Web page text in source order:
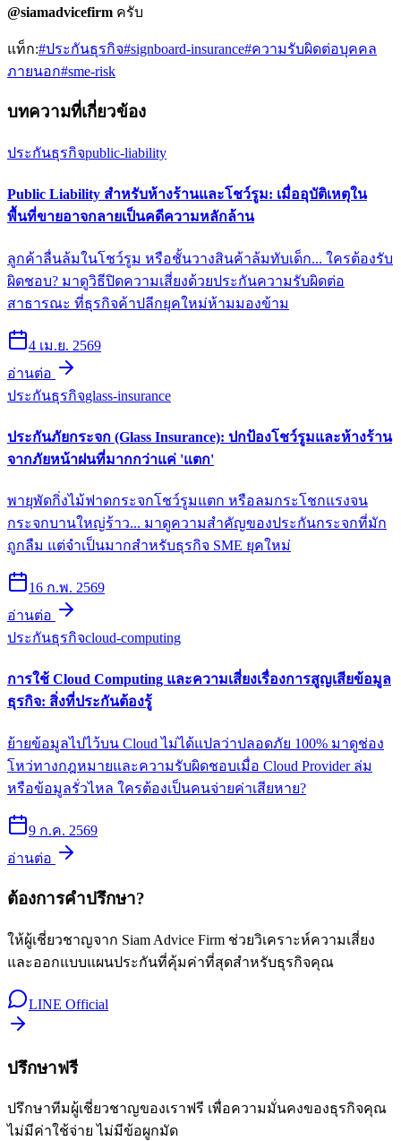
@siamadvicefirm ครับ
แท็ก:#ประกันธุรกิจ#signboard-insurance#ความรับผิดต่อบุคคล
ภายนอก#sme-risk
บทความที่เกี่ยวข้อง
ประกันธุรกิจpublic-liability
Public Liability สำหรับห้างร้านและโชว์รูม: เมื่ออุบัติเหตุใน
พื้นที่ขายอาจกลายเป็นคดีความหลักล้าน
ลูกค้าลื่นล้มในโชว์รูม หรือชั้นวางสินค้าล้มทับเด็ก... ใครต้องรับ
ผิดชอบ? มาดูวิธีปิดความเสี่ยงด้วยประกันความรับผิดต่อ
สาธารณะ ที่ธุรกิจค้าปลีกยุคใหม่ห้ามมองข้าม
4 เม.ย. 2569
อ่านต่อ
ประกันธุรกิจglass-insurance
ประกันภัยกระจก (Glass Insurance): ปกป้องโชว์รูมและห้างร้าน
จากภัยหน้าฝนที่มากกว่าแค่ 'แตก'
พายุพัดกิ่งไม้ฟาดกระจกโชว์รูมแตก หรือลมกระโชกแรงจน
กระจกบานใหญ่ร้าว... มาดูความสำคัญของประกันกระจกที่มัก
ถูกลืม แต่จำเป็นมากสำหรับธุรกิจ SME ยุคใหม่
16 ก.พ. 2569
อ่านต่อ
ประกันธุรกิจcloud-computing
การใช้ Cloud Computing และความเสี่ยงเรื่องการสูญเสียข้อมูล
ธุรกิจ: สิ่งที่ประกันต้องรู้
ย้ายข้อมูลไปไว้บน Cloud ไม่ได้แปลว่าปลอดภัย 100% มาดูช่อง
โหว่ทางกฎหมายและความรับผิดชอบเมื่อ Cloud Provider ล่ม
หรือข้อมูลรั่วไหล ใครต้องเป็นคนจ่ายค่าเสียหาย?
9 ก.ค. 2569
อ่านต่อ
ต้องการคำปรึกษา?
ให้ผู้เชี่ยวชาญจาก Siam Advice Firm ช่วยวิเคราะห์ความเสี่ยง
และออกแบบแผนประกันที่คุ้มค่าที่สุดสำหรับธุรกิจคุณ
LINE Official
ปรึกษาฟรี
ปรึกษาทีมผู้เชี่ยวชาญของเราฟรี เพื่อความมั่นคงของธุรกิจคุณ
ไม่มีค่าใช้จ่าย ไม่มีข้อผูกมัด